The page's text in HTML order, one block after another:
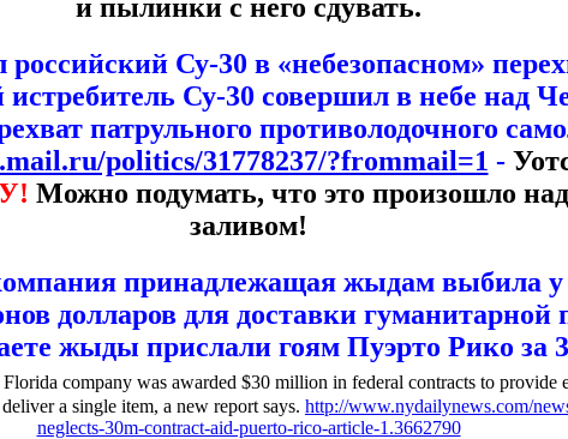
и пылинки с него сдувать.
Су-30 в «небезопасном»
Су-30 совершил в небе над
патрульного противолодочного
politics/31778237/?frommail=1 -
Можно подумать, что это произошло
заливом!
принадлежащая жыдам выбила у
долларов для доставки гуманитарной
жыды прислали гоям Пуэрто Рико за
Florida company was awarded $30 million in federal contracts to provide
a single item, a new report says. http://www.nydailynews.com/
neglects-30m-contract-aid-puerto-rico-article-1.3662790